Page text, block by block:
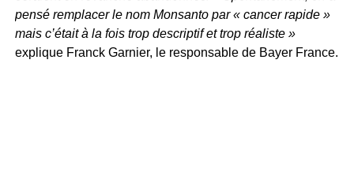
pensé remplacer le nom Monsanto par « cancer rapide »
mais c’était à la fois trop descriptif et trop réaliste »
explique Franck Garnier, le responsable de Bayer France.